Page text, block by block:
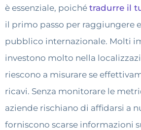
è essenziale, poiché tradurre il
il primo passo per raggiungere
pubblico internazionale. Molti
investono molto nella
riescono a misurare se
ricavi. Senza monitorare le
aziende rischiano di affidarsi a
forniscono scarse informazioni